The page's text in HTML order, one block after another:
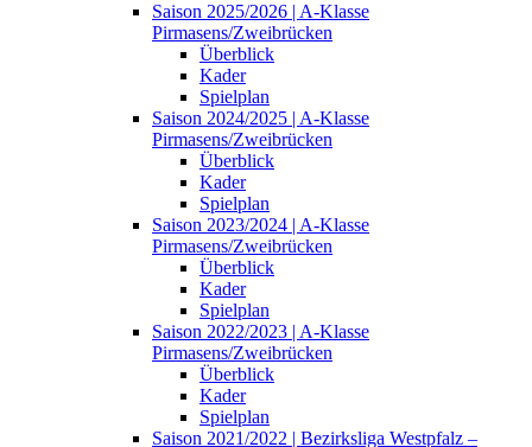
Saison 2025/2026 | A-Klasse
Pirmasens/Zweibrücken
Überblick
Kader
Spielplan
Saison 2024/2025 | A-Klasse
Pirmasens/Zweibrücken
Überblick
Kader
Spielplan
Saison 2023/2024 | A-Klasse
Pirmasens/Zweibrücken
Überblick
Kader
Spielplan
Saison 2022/2023 | A-Klasse
Pirmasens/Zweibrücken
Überblick
Kader
Spielplan
Saison 2021/2022 | Bezirksliga Westpfalz –